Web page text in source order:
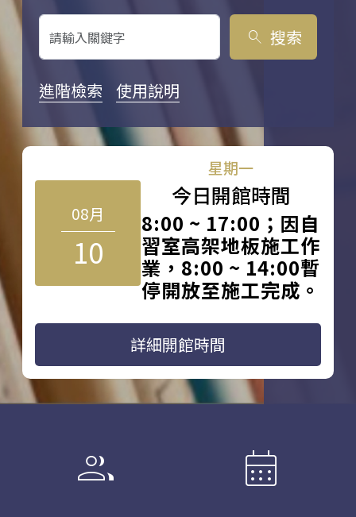
search 搜索
進階檢索 使用說明
08月
10
星期一
今日開館時間
8:00 ~ 17:00；因自
習室高架地板施工作
業，8:00 ~ 14:00暫
停開放至施工完成。
詳細開館時間
group calendar_month